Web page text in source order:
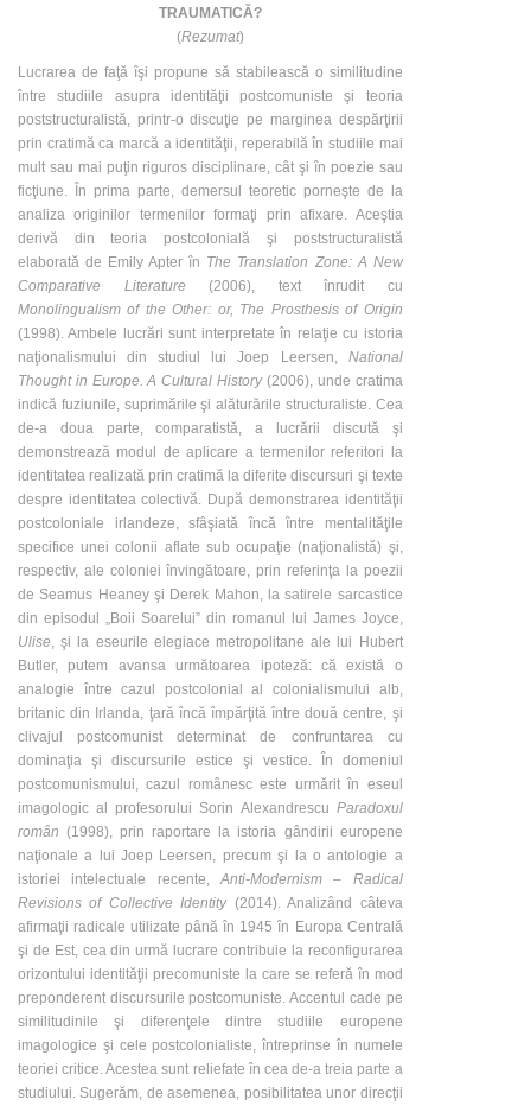
TRAUMATICĂ?
(Rezumat)
Lucrarea de faţă îşi propune să stabilească o similitudine
între studiile asupra identităţii postcomuniste şi teoria
poststructuralistă, printr-o discuţie pe marginea despărţirii
prin cratimă ca marcă a identităţii, reperabilă în studiile mai
mult sau mai puţin riguros disciplinare, cât şi în poezie sau
ficţiune. În prima parte, demersul teoretic porneşte de la
analiza originilor termenilor formaţi prin afixare. Aceştia
derivă din teoria postcolonială şi poststructuralistă
elaborată de Emily Apter în The Translation Zone: A New
Comparative Literature (2006), text înrudit cu
Monolingualism of the Other: or, The Prosthesis of Origin
(1998). Ambele lucrări sunt interpretate în relaţie cu istoria
naţionalismului din studiul lui Joep Leersen, National
Thought in Europe. A Cultural History(2006), unde cratima
indică fuziunile, suprimările şi alăturările structuraliste. Cea
de-a doua parte, comparatistă, a lucrării discută şi
demonstrează modul de aplicare a termenilor referitori la
identitatea realizată prin cratimă la diferite discursuri şi texte
despre identitatea colectivă. După demonstrarea identităţii
postcoloniale irlandeze, sfâşiată încă între mentalităţile
specifice unei colonii aflate sub ocupaţie (naţionalistă) şi,
respectiv, ale coloniei învingătoare, prin referinţa la poezii
de Seamus Heaney şi Derek Mahon, la satirele sarcastice
din episodul „Boii Soarelui” din romanul lui James Joyce,
Ulise, şi la eseurile elegiace metropolitane ale lui Hubert
Butler, putem avansa următoarea ipoteză: că există o
analogie între cazul postcolonial al colonialismului alb,
britanic din Irlanda, ţară încă împărţită între două centre, şi
clivajul postcomunist determinat de confruntarea cu
dominaţia şi discursurile estice şi vestice. În domeniul
postcomunismului, cazul românesc este urmărit în eseul
imagologic al profesorului Sorin Alexandrescu Paradoxul
român (1998), prin raportare la istoria gândirii europene
naţionale a lui Joep Leersen, precum şi la o antologie a
istoriei intelectuale recente,Anti-Modernism – Radical
Revisions of Collective Identity(2014). Analizând câteva
afirmaţii radicale utilizate până în 1945 în Europa Centrală
şi de Est, cea din urmă lucrare contribuie la reconfigurarea
orizontului identităţii precomuniste la care se referă în mod
preponderent discursurile postcomuniste. Accentul cade pe
similitudinile şi diferenţele dintre studiile europene
imagologice şi cele postcolonialiste, întreprinse în numele
teoriei critice. Acestea sunt reliefate în cea de-a treia parte a
studiului. Sugerăm, de asemenea, posibilitatea unor direcţii